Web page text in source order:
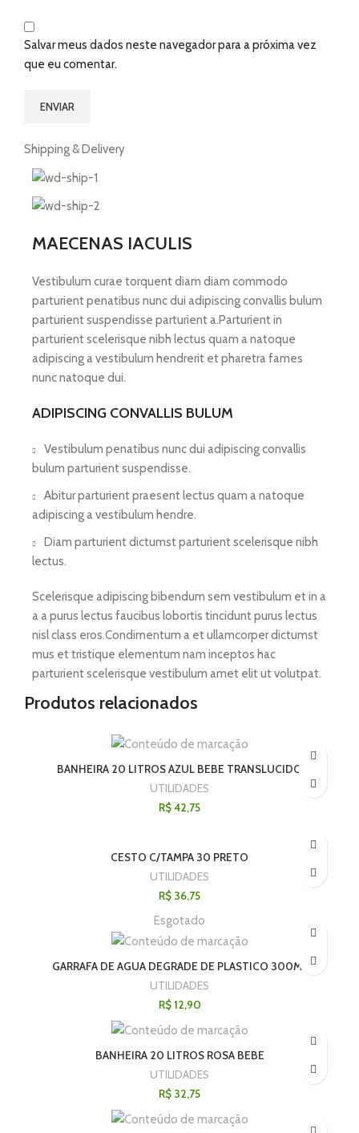
Salvar meus dados neste navegador para a próxima vez
que eu comentar.
Shipping & Delivery
MAECENAS IACULIS
Vestibulum curae torquent diam diam commodo
parturient penatibus nunc dui adipiscing convallis bulum
parturient suspendisse parturient a.Parturient in
parturient scelerisque nibh lectus quam a natoque
adipiscing a vestibulum hendrerit et pharetra fames
nunc natoque dui.
ADIPISCING CONVALLIS BULUM
Vestibulum penatibus nunc dui adipiscing convallis
bulum parturient suspendisse.
Abitur parturient praesent lectus quam a natoque
adipiscing a vestibulum hendre.
Diam parturient dictumst parturient scelerisque nibh
lectus.
Scelerisque adipiscing bibendum sem vestibulum et in a
a a purus lectus faucibus lobortis tincidunt purus lectus
nisl class eros.Condimentum a et ullamcorper dictumst
mus et tristique elementum nam inceptos hac
parturient scelerisque vestibulum amet elit ut volutpat.
Produtos relacionados
BANHEIRA 20 LITROS AZUL BEBE TRANSLUCIDO
UTILIDADES
R$42,75
CESTO C/TAMPA 30 PRETO
UTILIDADES
R$ 36,75
Esgotado
GARRAFA DE AGUA DEGRADE DE PLASTICO 300ML
UTILIDADES
R$12,90
BANHEIRA 20 LITROS ROSA BEBE
UTILIDADES
R$ 32,75